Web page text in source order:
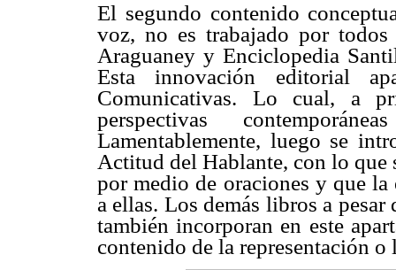
El segundo contenido
voz, no es trabajado por
Araguaney y Enciclopedia
Esta innovación editorial
Comunicativas. Lo cual, a
perspectivas
Lamentablemente, luego se
Actitud del Hablante, con lo que
por medio de oraciones y que la
a ellas. Los demás libros a
también incorporan en este
contenido de la representación o